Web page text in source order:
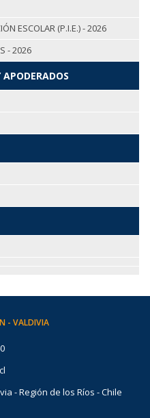
ESCOLAR (P.I.E.) - 2026
- 2026
- VALDIVIA
- Región de los Ríos - Chile